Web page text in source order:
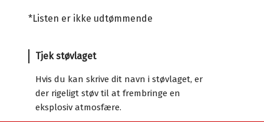
*Listen er ikke udtømmende
Tjek støvlaget
Hvis du kan skrive dit navn i støvlaget, er
der rigeligt støv til at frembringe en
eksplosiv atmosfære.